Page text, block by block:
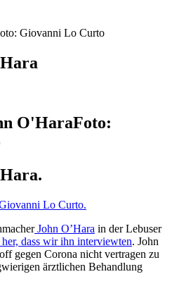
Lo Curto.
John O’Hara in der Lebuser
dass wir ihn interviewten. John
gegen Corona nicht vertragen zu
ärztlichen Behandlung